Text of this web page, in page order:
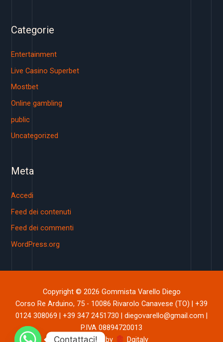
Categorie
Entertainment
Live Casino Superbet
Mostbet
Online gambling
public
Uncategorized
Meta
Accedi
Feed dei contenuti
Feed dei commenti
WordPress.org
Copyright © 2026 Gommista Varello Diego
Corso Re Arduino, 75 - 10086 Rivarolo Canavese (TO) | +39
0124 308069 | +39 347 2451730 | diegovarello@gmail.com |
P.IVA 08894720013
Powered by
Dgitaly
Contattaci!